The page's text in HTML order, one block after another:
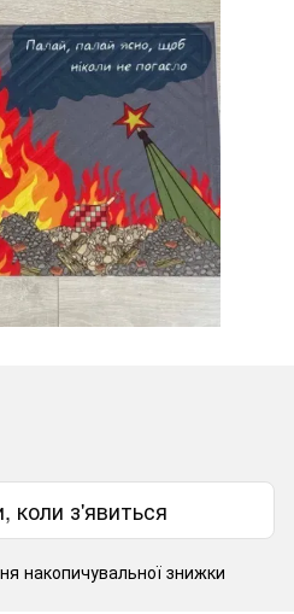
коли з'явиться
накопичувальної знижки